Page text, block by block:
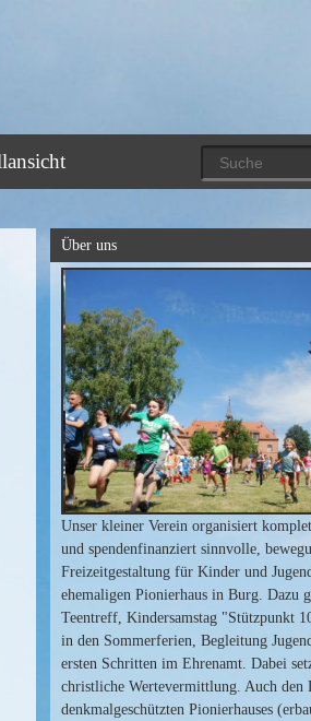
Über uns
Unser kleiner Verein organisiert
und spendenfinanziert sinnvolle,
Freizeitgestaltung für Kinder und
ehemaligen Pionierhaus in Burg. Dazu
Teentreff, Kindersamstag "Stützpunkt
in den Sommerferien, Begleitung
ersten Schritten im Ehrenamt. Dabei
christliche Wertevermittlung. Auch den
denkmalgeschützten Pionierhauses